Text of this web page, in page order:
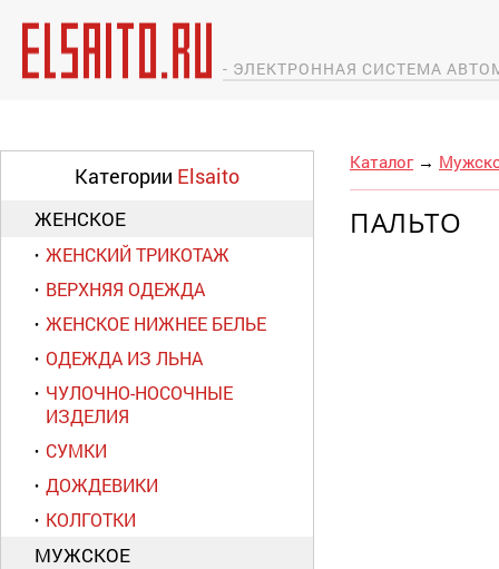
- ЭЛЕКТРОННАЯ СИСТЕМА
Категории Elsaito
ЖЕНСКОЕ
ЖЕНСКИЙ ТРИКОТАЖ
ВЕРХНЯЯ ОДЕЖДА
ЖЕНСКОЕ НИЖНЕЕ БЕЛЬЕ
ОДЕЖДА ИЗ ЛЬНА
ЧУЛОЧНО-НОСОЧНЫЕ
ИЗДЕЛИЯ
СУМКИ
ДОЖДЕВИКИ
КОЛГОТКИ
МУЖСКОЕ
Каталог →
ПАЛЬТО